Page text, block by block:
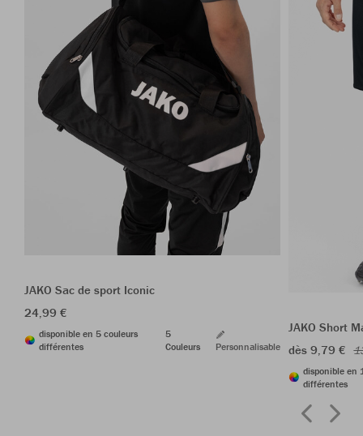
JAKO Sac de sport Iconic
24,99 €
disponible en 5 couleurs
différentes
5
Couleurs
Personnalisable
JAKO Short
dès 9,79 €
disponible en
différentes